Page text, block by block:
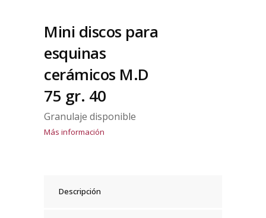
Mini discos para
esquinas
cerámicos M.D
75 gr. 40
Granulaje disponible
Más información
Descripción